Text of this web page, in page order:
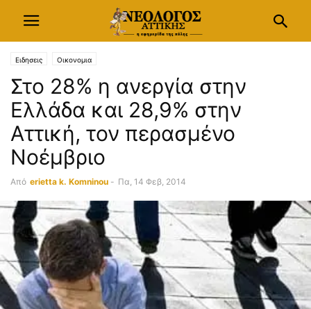
Ειδησεις Οικονομια
Στο 28% η ανεργία στην
Ελλάδα και 28,9% στην
Αττική, τον περασμένο
Νοέμβριο
Από erietta k. Komninou - Πα, 14 Φεβ, 2014